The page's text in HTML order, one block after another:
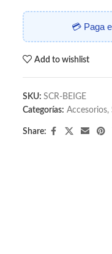
💳 Paga
Add to wishlist
SKU: SCR-BEIGE
Categorías: Accesorios,
Share: